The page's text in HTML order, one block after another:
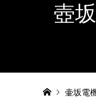
壺
壷坂電